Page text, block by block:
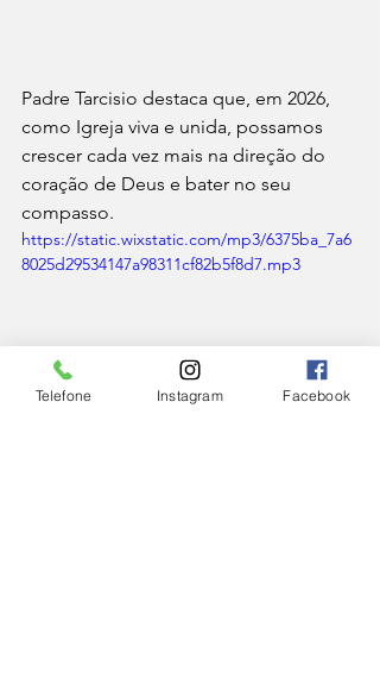
Padre Tarcisio destaca que, em 2026,
como Igreja viva e unida, possamos
crescer cada vez mais na direção do
coração de Deus e bater no seu
compasso.
https://static.wixstatic.com/mp3/6375ba_7a6
8025d29534147a98311cf82b5f8d7.mp3
Telefone Instagram Facebook